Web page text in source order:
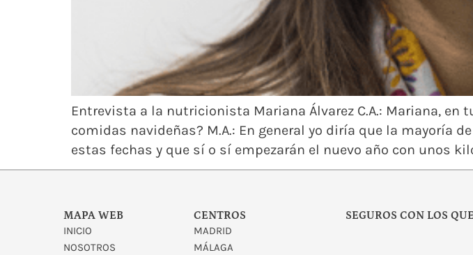
Entrevista a la nutricionista Mariana Álvarez C.A.: Mariana,
comidas navideñas? M.A.: En general yo diría que la mayoría
estas fechas y que sí o sí empezarán el nuevo año con unos
MAPA WEB
INICIO
NOSOTROS
CENTROS
MADRID
MÁLAGA
SEGUROS CON LOS